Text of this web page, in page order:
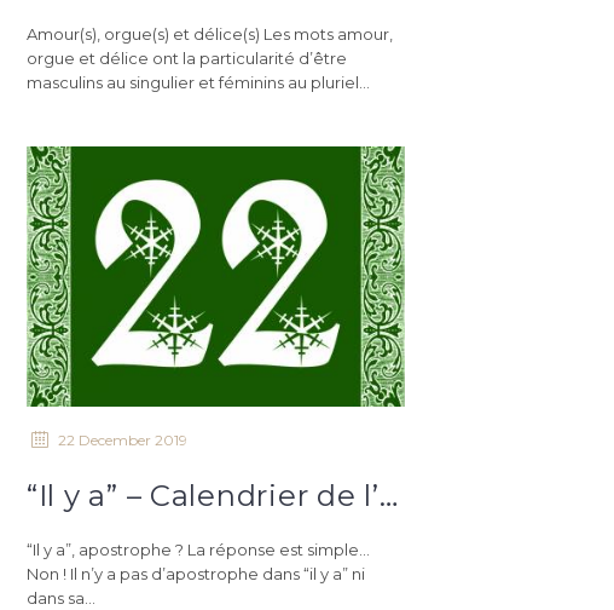
Amour(s), orgue(s) et délice(s) Les mots amour,
orgue et délice ont la particularité d’être
masculins au singulier et féminins au pluriel...
22 December 2019
“Il y a” – Calendrier de l’avent orthographique du 22 décembre
“Il y a”, apostrophe ? La réponse est simple…
Non ! Il n’y a pas d’apostrophe dans “il y a” ni
dans sa...